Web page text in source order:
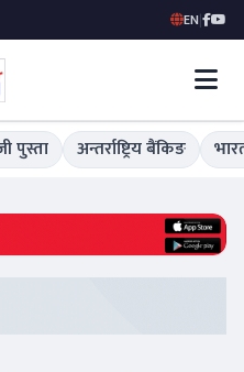
EN|
पुस्ता अन्तर्राष्ट्रिय बैंकिङ